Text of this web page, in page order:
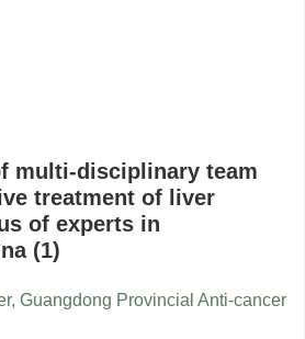
multi-disciplinary team
treatment of liver
of experts in
(1)
Guangdong Provincial Anti-cancer